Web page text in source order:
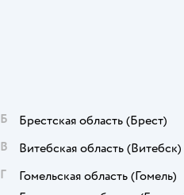
Б Брестская область (Брест)
В
Витебская область (Витебск)
Г
Гомельская область (Гомель)